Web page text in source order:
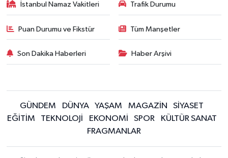
İstanbul Namaz Vakitleri Trafik Durumu
Puan Durumu ve Fikstür Tüm Manşetler
Son Dakika Haberleri Haber Arşivi
GÜNDEM DÜNYA YAŞAM MAGAZİN
SİYASET
EĞİTİM
TEKNOLOJİ EKONOMİ SPOR
KÜLTÜR SANAT
FRAGMANLAR